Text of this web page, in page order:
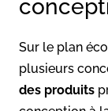
Sur le plan
plusieurs
des produits